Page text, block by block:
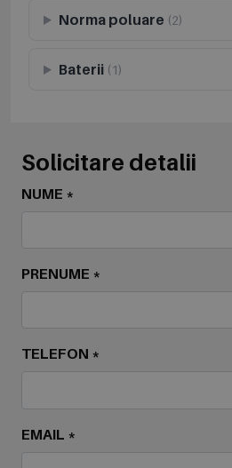
Norma poluare (2)
Baterii(1)
Solicitare detalii
NUME *
PRENUME *
TELEFON *
EMAIL *